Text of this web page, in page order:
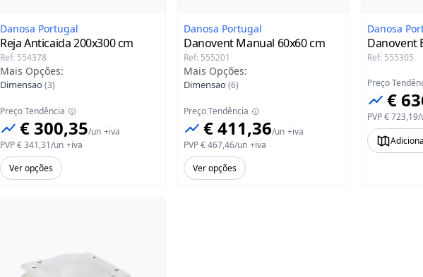
Danosa Portugal
Reja Anticaida200x300 cm
Ref: 554378
Mais Opções:
Dimensao(3)
Preço Tendência
€ 300,35/un +iva
PVP€ 341,31/un +iva
Ver opções
Danosa Portugal
Danovent Manual 60x60 cm
Ref: 555201
Mais Opções:
Dimensao(6)
Preço Tendência
€ 411,36/un +iva
PVP€ 467,46/un +iva
Ver opções
Danosa
Danovent
Ref: 555305
Preço
€
PVP€ 723,19/